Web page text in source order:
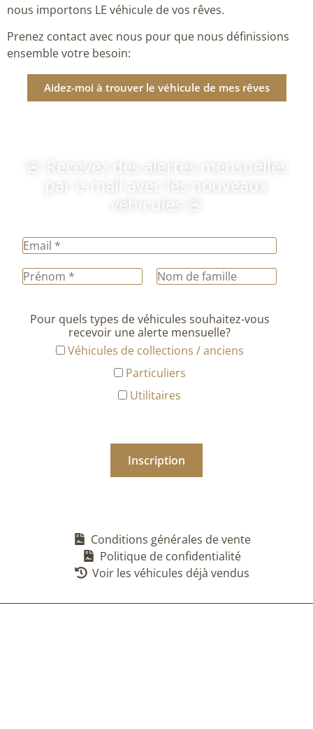
nous importons LE véhicule de vos rêves.
Prenez contact avec nous pour que nous définissions
ensemble votre besoin:
Aidez-moi à trouver le véhicule de mes rêves
🚨 Recevez des alertes mensuelles
par e-mail avec les nouveaux
véhicules 🚨
Pour quels types de véhicules souhaitez-vous
recevoir une alerte mensuelle?
Véhicules de collections / anciens
Particuliers
Utilitaires
Conditions générales de vente
Politique de confidentialité
Voir les véhicules déjà vendus